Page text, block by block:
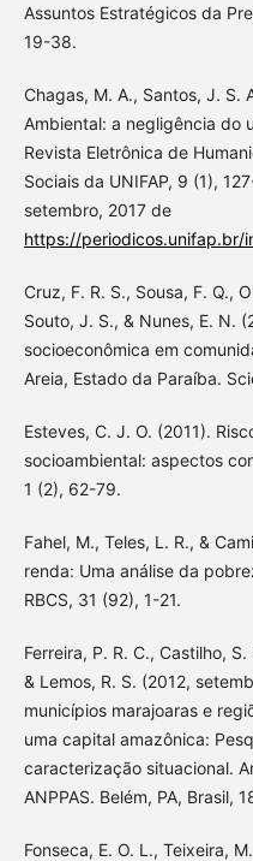
Assuntos Estratégicos da
19-38.
Chagas, M. A., Santos, J. S.
Ambiental: a negligência do
Revista Eletrônica de
Sociais da UNIFAP, 9 (1),
setembro, 2017 de
https://
Cruz, F. R. S., Sousa, F. Q.,
Souto, J. S., & Nunes, E. N.
socioeconômica em
Areia, Estado da Paraíba.
Esteves, C. J. O. (2011).
socioambiental: aspectos
1 (2), 62-79.
Fahel, M., Teles, L. R., &
renda: Uma análise da
RBCS, 31 (92), 1-21.
Ferreira, P. R. C., Castilho,
& Lemos, R. S. (2012,
municípios marajoaras e
uma capital amazônica:
caracterização situacional.
ANPPAS. Belém, PA, Brasil,
Fonseca, E. O. L., Teixeira,